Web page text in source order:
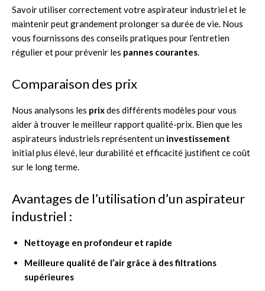
Savoir utiliser correctement votre aspirateur industriel et le
maintenir peut grandement prolonger sa durée de vie. Nous
vous fournissons des conseils pratiques pour l’entretien
régulier et pour prévenir les pannes courantes.
Comparaison des prix
Nous analysons les prixdes différents modèles pour vous
aider à trouver le meilleur rapport qualité-prix. Bien que les
aspirateurs industriels représentent un investissement
initial plus élevé, leur durabilité et efficacité justifient ce coût
sur le long terme.
Avantages de l’utilisation d’un aspirateur
industriel :
Nettoyage en profondeur et rapide
Meilleure qualité de l’air grâce à des filtrations
supérieures